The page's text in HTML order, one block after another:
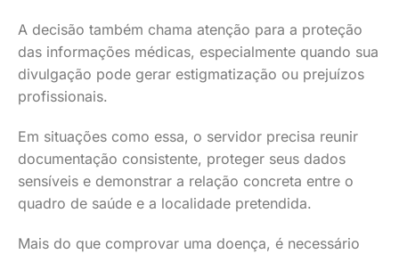
A decisão também chama atenção para a proteção
das informações médicas, especialmente quando sua
divulgação pode gerar estigmatização ou prejuízos
profissionais.
Em situações como essa, o servidor precisa reunir
documentação consistente, proteger seus dados
sensíveis e demonstrar a relação concreta entre o
quadro de saúde e a localidade pretendida.
Mais do que comprovar uma doença, é necessário